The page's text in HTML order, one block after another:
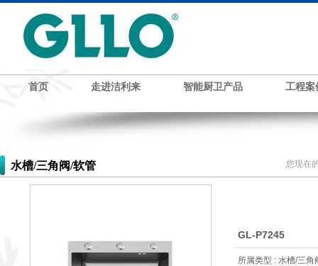
首页 走进洁利来 智能厨卫产品 工程案
水槽/三角阀/软管 您现在
GL-P7245
所属类型 : 水槽/三角